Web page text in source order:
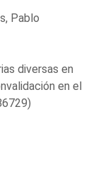
Pablo
diversas en
en el